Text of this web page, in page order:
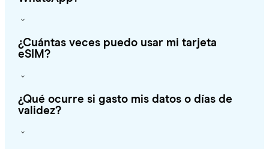
¿Cuántas veces puedo usar mi tarjeta
eSIM?
¿Qué ocurre si gasto mis datos o días de
validez?